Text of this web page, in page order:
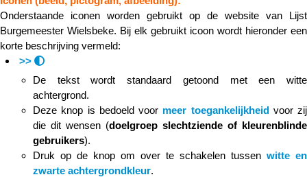
Onderstaande iconen worden gebruikt op de website van Lijst
Burgemeester Wielsbeke. Bij elk gebruikt icoon wordt hieronder een
korte beschrijving vermeld:
>>
De tekst wordt standaard getoond met een witte
achtergrond.
Deze knop is bedoeld voor meer toegankelijkheidvoor zij
die dit wensen (doelgroep slechtziende of kleurenblinde
gebruikers).
Druk op de knop om over te schakelen tussen witte en
zwarte achtergrondkleur.